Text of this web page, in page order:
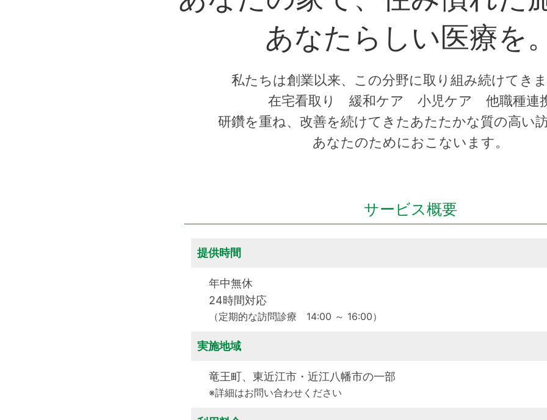
あなたらしい医療を
私たちは創業以来、この分野に取り組み続けてき
在宅看取り 緩和ケア 小児ケア 他職種連
研鑽を重ね、改善を続けてきたあたたかな質の高い
あなたのためにおこないます。
サービス概要
提供時間
年中無休
24時間対応
（定期的な訪問診療 14:00 ～ 16:00）
実施地域
竜王町、東近江市・近江八幡市の一部
※詳細はお問い合わせください